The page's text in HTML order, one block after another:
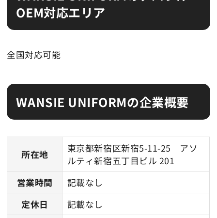
OEM対応エリア
全国対応可能
WANSIE UNIFORMの企業概要
所在地
東京都新宿区新宿5-11-25 アソ
ルティ新宿五丁目ビル 201
営業時間
記載なし
定休日
記載なし